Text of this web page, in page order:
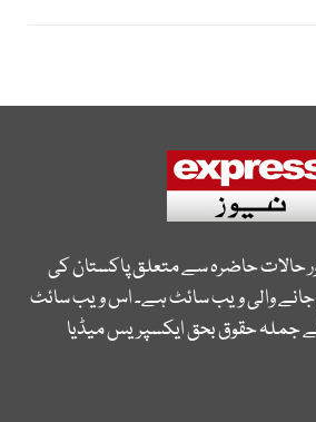
حالات حاضرہ سے متعلق پاکستان کی
والی ویب سائٹ ہے۔ اس ویب سائٹ
جملہ حقوق بحق ایکسپریس میڈیا